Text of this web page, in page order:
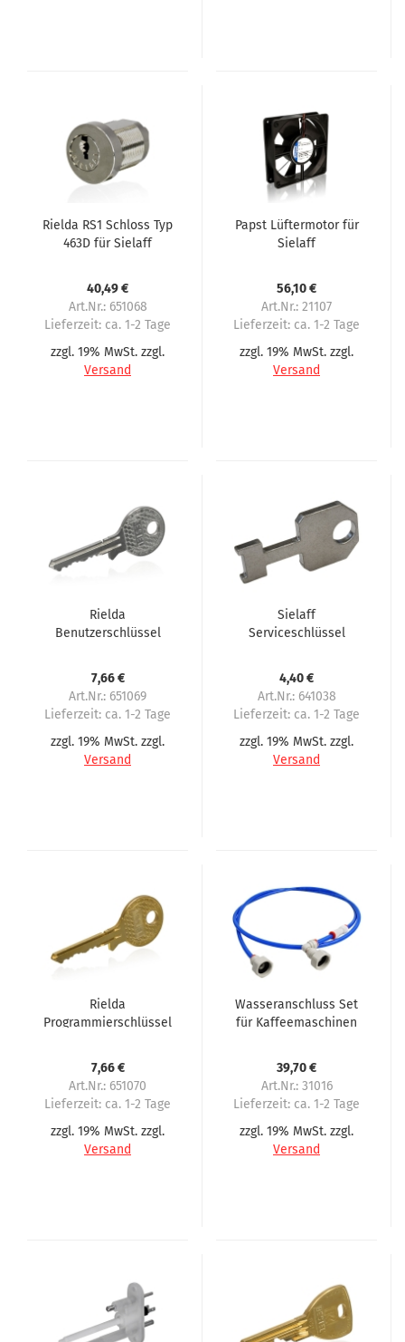
Rielda RS1 Schloss Typ
463D für Sielaff
40,49 €
Art.Nr.: 651068
Lieferzeit: ca. 1-2 Tage
zzgl. 19% MwSt. zzgl.
Versand
Papst Lüftermotor für
Sielaff
56,10 €
Art.Nr.: 21107
Lieferzeit: ca. 1-2 Tage
zzgl. 19% MwSt. zzgl.
Versand
Rielda
Benutzerschlüssel
7,66 €
Art.Nr.: 651069
Lieferzeit: ca. 1-2 Tage
zzgl. 19% MwSt. zzgl.
Versand
Sielaff
Serviceschlüssel
4,40 €
Art.Nr.: 641038
Lieferzeit: ca. 1-2 Tage
zzgl. 19% MwSt. zzgl.
Versand
Rielda
Programmierschlüssel
7,66 €
Art.Nr.: 651070
Lieferzeit: ca. 1-2 Tage
zzgl. 19% MwSt. zzgl.
Versand
Wasseranschluss Set
für Kaffeemaschinen
39,70 €
Art.Nr.: 31016
Lieferzeit: ca. 1-2 Tage
zzgl. 19% MwSt. zzgl.
Versand